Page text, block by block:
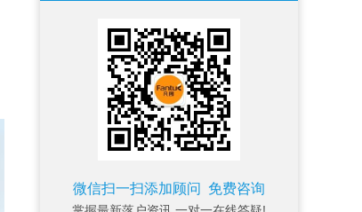
微信扫一扫添加顾问 免费咨询